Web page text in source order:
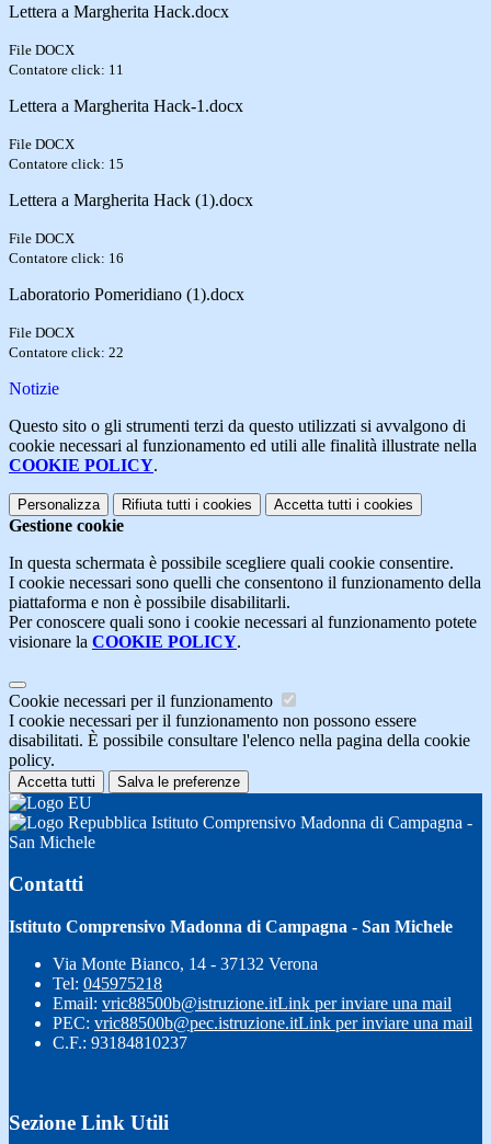
Lettera a Margherita Hack.docx
File DOCX
Contatore click: 11
Lettera a Margherita Hack-1.docx
File DOCX
Contatore click: 15
Lettera a Margherita Hack (1).docx
File DOCX
Contatore click: 16
Laboratorio Pomeridiano (1).docx
File DOCX
Contatore click: 22
Notizie
Questo sito o gli strumenti terzi da questo utilizzati si avvalgono di
cookie necessari al funzionamento ed utili alle finalità illustrate nella
COOKIE POLICY.
Personalizza Rifiuta tutti i cookies Accetta tutti i cookies
Gestione cookie
In questa schermata è possibile scegliere quali cookie consentire.
I cookie necessari sono quelli che consentono il funzionamento della
piattaforma e non è possibile disabilitarli.
Per conoscere quali sono i cookie necessari al funzionamento potete
visionare la COOKIE POLICY.
Cookie necessari per il funzionamento
I cookie necessari per il funzionamento non possono essere
disabilitati. È possibile consultare l'elenco nella pagina della cookie
policy.
Accetta tutti Salva le preferenze
Istituto Comprensivo Madonna di Campagna -
San Michele
Contatti
Istituto Comprensivo Madonna di Campagna - San Michele
Via Monte Bianco, 14 - 37132 Verona
Tel: 045975218
Email: vric88500b@istruzione.itLink per inviare una mail
PEC: vric88500b@pec.istruzione.itLink per inviare una mail
C.F.: 93184810237
Sezione Link Utili